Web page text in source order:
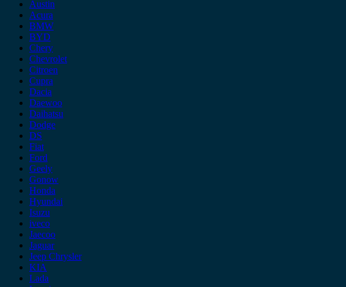
Austin
Acura
BMW
BYD
Chery
Chevrolet
Citroen
Cupra
Dacia
Daewoo
Daihatsu
Dodge
DS
Fiat
Ford
Geely
Gonow
Honda
Hyundai
Isuzu
iveco
Jaecoo
Jaguar
Jeep Chrysler
KIA
Lada